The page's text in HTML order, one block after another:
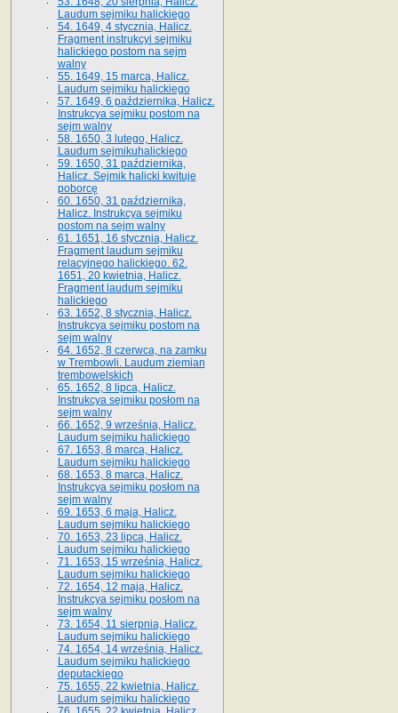
Laudum sejmiku halickiego
54. 1649, 4 stycznia, Halicz.
Fragment instrukcyi sejmiku
halickiego postom na sejm
walny
55. 1649, 15 marca, Halicz.
Laudum sejmiku halickiego
57. 1649, 6 października, Halicz.
Instrukcya sejmiku postom na
sejm walny
58. 1650, 3 lutego, Halicz.
Laudum sejmikuhalickiego
59. 1650, 31 października,
Halicz. Sejmik halicki kwituje
poborcę
60. 1650, 31 października,
Halicz. Instrukcya sejmiku
postom na sejm walny
61. 1651, 16 stycznia, Halicz.
Fragment laudum sejmiku
relacyjnego halickiego. 62.
1651, 20 kwietnia, Halicz.
Fragment laudum sejmiku
halickiego
63. 1652, 8 stycznia, Halicz.
Instrukcya sejmiku postom na
sejm walny
64. 1652, 8 czerwca, na zamku
w Trembowli. Laudum ziemian
trembowelskich
65. 1652, 8 lipca, Halicz.
Instrukcya sejmiku posłom na
sejm walny
66. 1652, 9 września, Halicz.
Laudum sejmiku halickiego
67. 1653, 8 marca, Halicz.
Laudum sejmiku halickiego
68. 1653, 8 marca, Halicz.
Instrukcya sejmiku posłom na
sejm walny
69. 1653, 6 maja, Halicz.
Laudum sejmiku halickiego
70. 1653, 23 lipca, Halicz.
Laudum sejmiku halickiego
71. 1653, 15 września, Halicz.
Laudum sejmiku halickiego
72. 1654, 12 maja, Halicz.
Instrukcya sejmiku posłom na
sejm walny
73. 1654, 11 sierpnia, Halicz.
Laudum sejmiku halickiego
74. 1654, 14 września, Halicz.
Laudum sejmiku halickiego
deputackiego
75. 1655, 22 kwietnia, Halicz.
Laudum sejmiku halickiego